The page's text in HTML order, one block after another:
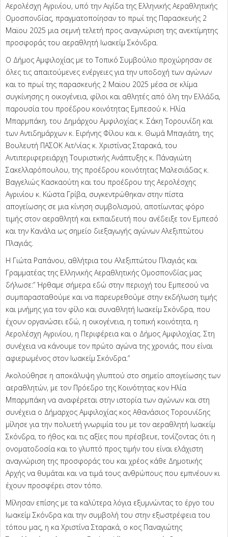
Αερολέσχη Αγρινίου, υπό την Αιγίδα της Ελληνικής Αεραθλητικής
Ομοσπονδίας, πραγματοποίησαν το πρωί της Παρασκευής 2
Μαϊου 2025 μια σεμνή τελετή προς αναγνώριση της ανεκτίμητης
προσφοράς του αεραθλητή Ιωακείμ Σκόνδρα.
Ο Δήμος Αμφιλοχίας με το Τοπικό Συμβούλιο προχώρησαν σε
όλες τις απαιτούμενες ενέργειες για την υποδοχή των αγώνων
και το πρωί της παρασκευής 2 Μαϊου 2025 μέσα σε κλίμα
συγκίνησης η οικογένεια, φίλοι και αθλητές από όλη την Ελλάδα,
παρουσία του προέδρου κοινότητας Εμπεσού κ. Ηλία
Μπαρμπάκη, του Δημάρχου Αμφιλοχίας κ. Σάκη Τορουνίδη και
των Αντιδημάρχων κ. Ειρήνης Φίλου και κ. Θωμά Μπαγιάτη, της
Βουλευτή ΠΑΣΟΚ Αιτ/νίας κ. Χριστίνας Σταρακά, του
Αντιπεριφερειάρχη Τουριστικής Ανάπτυξης κ. Πάναγιώτη
Σακελλαρόπουλου, της προέδρου κοινότητας Μαλεσιάδας κ.
Βαγγελιώς Κασκαούτη και του προέδρου της Αερολέσχης
Αγρινίου κ. Κώστα Γρίβα, συγκεντρώθηκαν στην πίστα
απογείωσης σε μια κίνηση συμβολισμού, αποτίωντας φόρο
τιμής στον αεραθλητή και εκπαιδευτή που ανέδειξε τον Εμπεσό
και την Κανάλα ως σημείο διεξαγωγής αγώνων Αλεξιπτώτου
Πλαγιάς.
Η Γιώτα Ραπάνου, αθλήτρια του Αλεξιπτώτου Πλαγιάς και
Γραμματέας της Ελληνικής Αεραθλητικής Ομοσπονδίας μας
δήλωσε:” Ήρθαμε σήμερα εδώ στην περιοχή του Εμπεσού να
συμπαρασταθούμε και να παρευρεθούμε στην εκδήλωση τιμής
και μνήμης για τον φίλο και συναθλητή Ιωακείμ Σκόνδρα, που
έχουν οργανώσει εδώ, η οικογένεια, η τοπική κοινότητα, η
Αερολέσχη Αγρινίου, η Περιφέρεια και ο Δήμος Αμφιλοχίας. Στη
συνέχεια να κάνουμε τον πρώτο αγώνα της χρονιάς, που είναι
αφιερωμένος στον Ιωακείμ Σκόνδρα.”
Ακολούθησε η αποκάλυψη γλυπτού στο σημείο απογείωσης των
αεραθλητών, με τον Πρόεδρο της Κοινότητας κον Ηλία
Μπαρμπάκη να αναφέρεται στην ιστορία των αγώνων και στη
συνέχεια ο Δήμαρχος Αμφιλοχίας κος Αθανάσιος Τορουνίδης
μίλησε για την πολυετή γνωριμία του με τον αεραθλητή Ιωακείμ
Σκόνδρα, το ήθος και τις αξίες που πρέσβευε, τονίζοντας ότι η
ονοματοδοσία και το γλυπτό προς τιμήν του είναι ελάχιστη
αναγνώριση της προσφοράς του και χρέος κάθε Δημοτικής
Αρχής να θυμάται και να τιμά τους ανθρώπους που εμπνέουν κι
έχουν προσφέρει στον τόπο.
Μίλησαν επίσης με τα καλύτερα λόγια εξυμνώντας το έργο του
Ιωακείμ Σκόνδρα και την συμβολή του στην εξωστρέφεια του
τόπου μας, η κα Χριστίνα Σταρακά, ο κος Παναγιώτης